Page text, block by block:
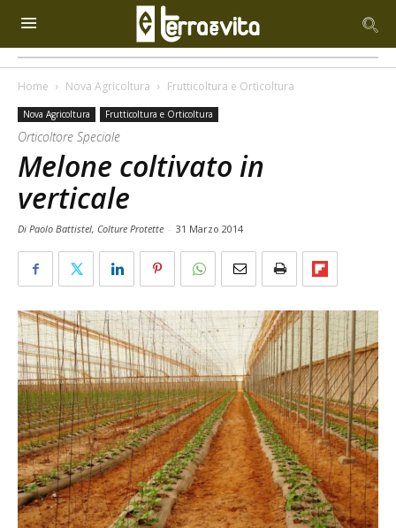
Home Nova Agricoltura Frutticoltura e Orticoltura
Nova Agricoltura Frutticoltura e Orticoltura
Orticoltore Speciale
Melone coltivato in
verticale
Di Paolo Battistel, Colture Protette - 31 Marzo 2014